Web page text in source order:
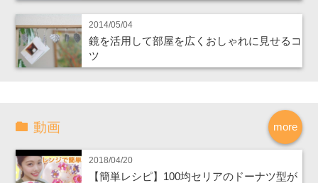
2014/05/04
鏡を活用して部屋を広くおしゃれに見せるコ
ツ
more
動画
2018/04/20
【簡単レシピ】100均セリアのドーナツ型が